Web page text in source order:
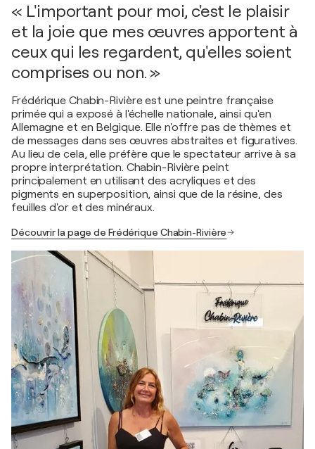
« L'important pour moi, c'est le plaisir
et la joie que mes œuvres apportent à
ceux qui les regardent, qu'elles soient
comprises ou non. »
Frédérique Chabin-Rivière est une peintre française
primée qui a exposé à l'échelle nationale, ainsi qu'en
Allemagne et en Belgique. Elle n'offre pas de thèmes et
de messages dans ses œuvres abstraites et figuratives.
Au lieu de cela, elle préfère que le spectateur arrive à sa
propre interprétation. Chabin-Rivière peint
principalement en utilisant des acryliques et des
pigments en superposition, ainsi que de la résine, des
feuilles d'or et des minéraux.
Découvrir la page de Frédérique Chabin-Rivière